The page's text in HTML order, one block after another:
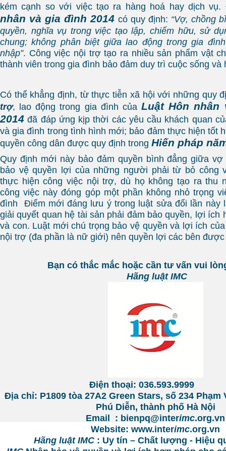
kém cạnh so với việc tạo ra hàng hoá hay dịch
nhân và gia đình 2014 có quy định: “Vợ, chồng
quyền, nghĩa vụ trong việc tạo lập, chiếm hữu, sử
chung; không phân biệt giữa lao động trong gia
nhập”. Công việc nội trợ tạo ra nhiều sản phẩm vật
thành viên trong gia đình bảo đảm duy trì cuộc sống và
Có thể khẳng định, từ thực tiễn xã hội với những quy
trợ, lao động trong gia đình củaLuật Hôn nhân
2014 đã đáp ứng kịp thời các yêu cầu khách quan
và gia đình trong tình hình mới; bảo đảm thực hiện tốt
quyền công dân được quy định trong Hiến pháp
Quy định mới này bảo đảm quyền bình đẳng giữa
bảo vệ quyền lợi của những người phải từ bỏ công
thực hiện công việc nội trợ, dù họ không tạo ra thu
công việc này đóng góp một phần không nhỏ trọng
đình Điểm mới đáng lưu ý trong luật sửa đổi lần này
giải quyết quan hệ tài sản phải đảm bảo quyền, lợi ích
và con. Luật mới chú trọng bảo vệ quyền và lợi ích
nội trợ (đa phần là nữ giới) nên quyền lợi các bên
Bạn có thắc mắc hoặc cần tư vấn vui
Hãng luật IMC
Điện thoại: 036.593.9999
Địa chỉ: P1809 tòa 27A2 Green Stars, số 234
Phú Diễn, thành phố Hà Nội
Email : bienpq@interimc.org.vn
Website: www.interimc.org.vn
Hãng luật IMC: Uy tín – Chất lượng - Hiệu